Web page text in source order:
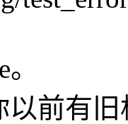
前有